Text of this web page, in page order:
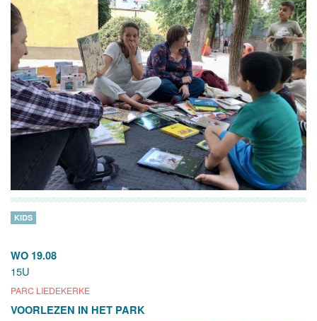
WO 19.08
15U
PARC LIEDEKERKE
KIDS
VOORLEZEN IN HET PARK